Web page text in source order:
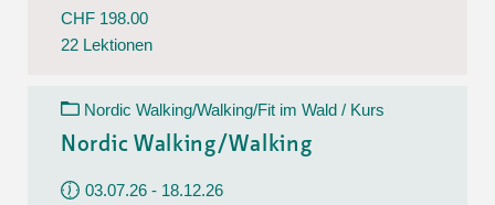
CHF 198.00
22 Lektionen
Nordic Walking/Walking/Fit im Wald / Kurs
Nordic Walking/Walking
03.07.26 - 18.12.26